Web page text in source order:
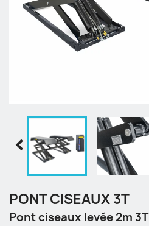

PONT CISEAUX 3T
Pont ciseaux levée 2m 3T